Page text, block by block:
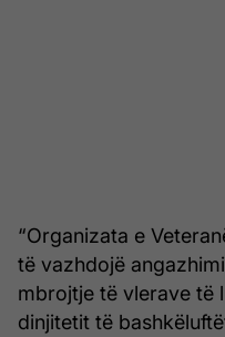
“Organizata e
të vazhdojë
mbrojtje të vlerave të
dinjitetit të